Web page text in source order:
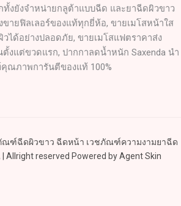
ทั้งยังจำหน่ายกลูต้าแบบฉีด และยาฉีดผิวขาว
ายฟิลเลอร์ของแท้ทุกยี่ห้อ, ขายเมโสหน้าใส
ได้อย่างปลอดภัย, ขายเมโสแฟตราคาส่ง
แต่ขวดแรก, ปากกาลดน้ำหนัก Saxenda นำ
ณภาพการันตีของแท้ 100%
ณฑ์ฉีดผิวขาว ฉีดหน้า เวชภัณฑ์ความงามยาฉีด
Allright reserved Powered by Agent Skin